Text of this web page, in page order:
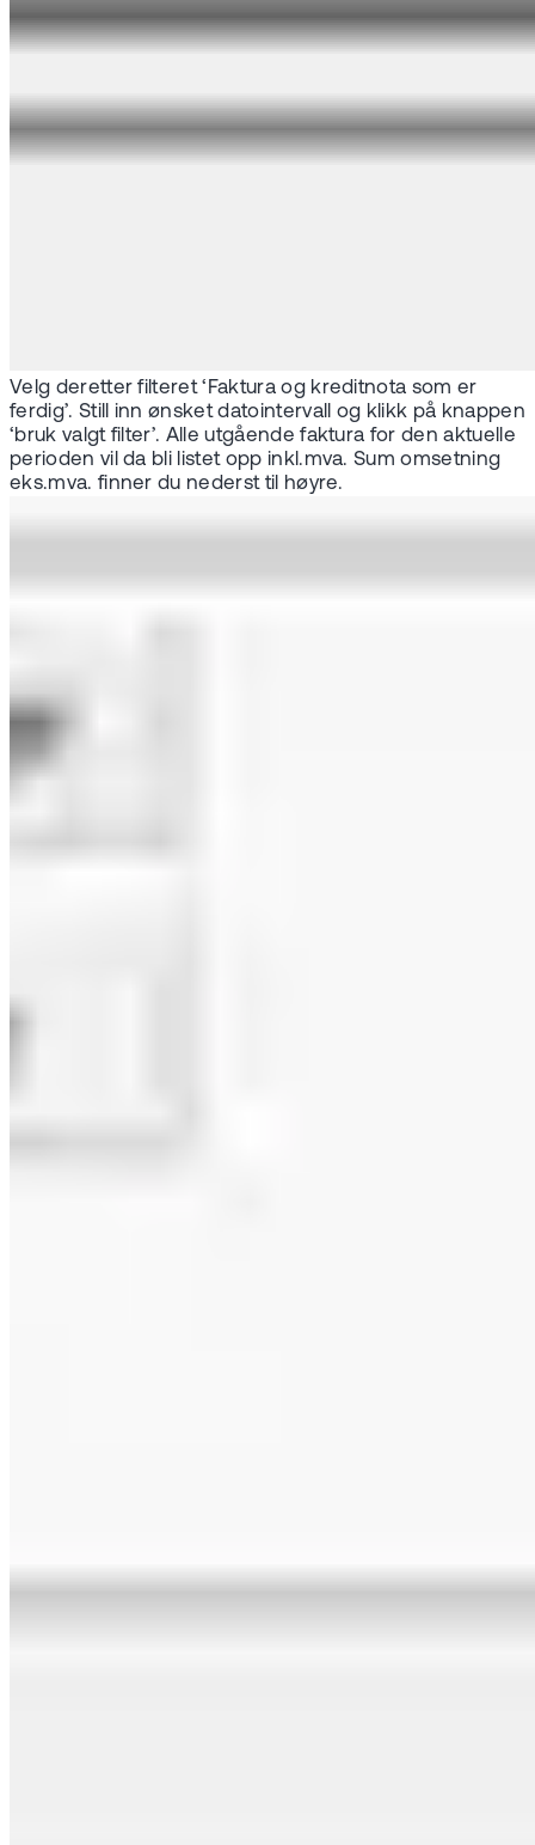
Velg deretter filteret ‘Faktura og kreditnota som er
ferdig’. Still inn ønsket datointervall og klikk på knappen
‘bruk valgt filter’. Alle utgående faktura for den aktuelle
perioden vil da bli listet opp inkl.mva. Sum omsetning
eks.mva. finner du nederst til høyre.